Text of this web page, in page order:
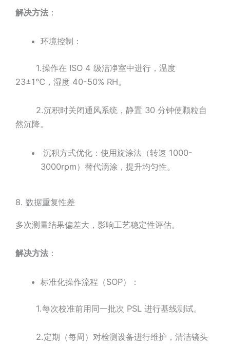
解决方法 ：
环境控制：
1.操作在 ISO 4 级洁净室中进行，温度
23±1℃，湿度 40-50% RH。
2.沉积时关闭通风系统，静置 30 分钟使颗粒自
然沉降。
沉积方式优化：使用旋涂法（转速 1000-
3000rpm）替代滴涂，提升均匀性。
8. 数据重复性差
多次测量结果偏差大，影响工艺稳定性评估。
解决方法 ：
标准化操作流程（SOP）：
1.每次校准前用同一批次 PSL 进行基线测试。
2.定期（每周）对检测设备进行维护，清洁镜头